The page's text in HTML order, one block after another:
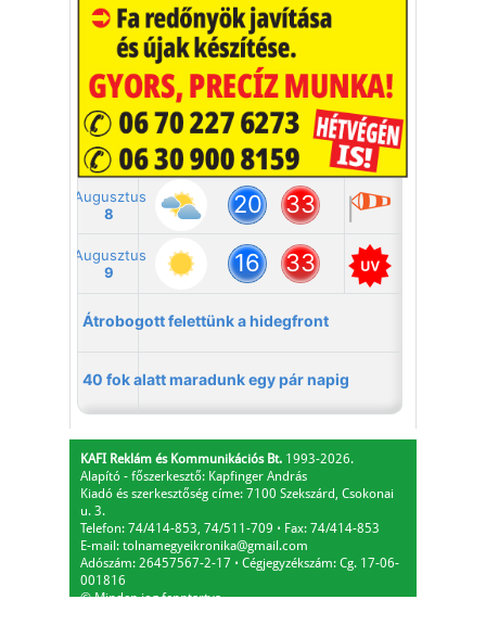
Vélemény rovat cikkei
Újságlapozó
A nagyvilág képekben
KAFI Reklám és Kommunikációs Bt. 1993-2026.
Alapító - főszerkesztő: Kapfinger András
Kiadó és szerkesztőség címe: 7100 Szekszárd, Csokonai
u. 3.
Telefon: 74/414-853, 74/511-709 ⋅ Fax: 74/414-853
E-mail: tolnamegyeikronika@gmail.com
Adószám: 26457567-2-17 ⋅ Cégjegyzékszám: Cg. 17-06-
001816
© Minden jog fenntartva.